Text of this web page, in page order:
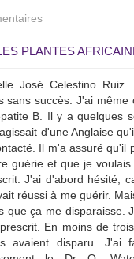
PLANTES
José Celestino
sans succès. J'ai
B. Il y a quelques
d'une Anglaise
Il m'a assuré qu'il
guérie et que je
J'ai d'abord hésité,
réussi à me guérir.
que ça me disparaisse.
En moins de
avaient disparu.